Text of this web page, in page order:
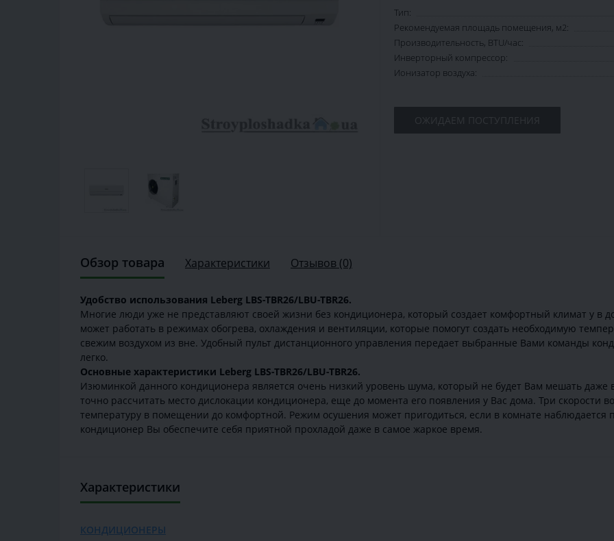
Тип:
Рекомендуемая площадь помещения, м2:
Производительность, BTU/час:
Инверторный компрессор:
Ионизатор воздуха:
ОЖИДАЕМ ПОСТУПЛЕНИЯ
Обзор товара Характеристики Отзывов (0)
Удобство использования Leberg LBS-TBR26/LBU-TBR26.
Многие люди уже не представляют своей жизни без кондиционера, который создает комфортный климат у в
может работать в режимах обогрева, охлаждения и вентиляции, которые помогут создать необходимую
свежим воздухом из вне. Удобный пульт дистанционного управления передает выбранные Вами команды
легко.
Основные характеристики Leberg LBS-TBR26/LBU-TBR26.
Изюминкой данного кондиционера является очень низкий уровень шума, который не будет Вам мешать даже
точно рассчитать место дислокации кондиционера, еще до момента его появления у Вас дома. Три скорости
температуру в помещении до комфортной. Режим осушения может пригодиться, если в комнате наблюдается
кондиционер Вы обеспечите себя приятной прохладой даже в самое жаркое время.
Характеристики
КОНДИЦИОНЕРЫ